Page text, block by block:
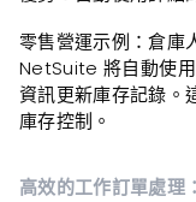
零售營運示例：倉庫
NetSuite 將自動使
資訊更新庫存記錄。
庫存控制。
高效的工作訂單處理：